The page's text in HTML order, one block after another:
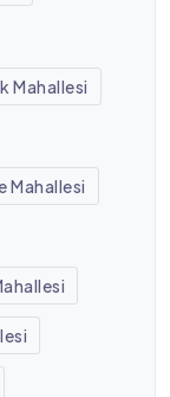
Mahallesi
Mahallesi